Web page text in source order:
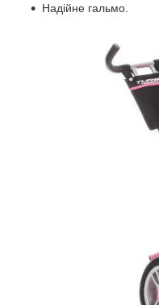
Надійне гальмо.